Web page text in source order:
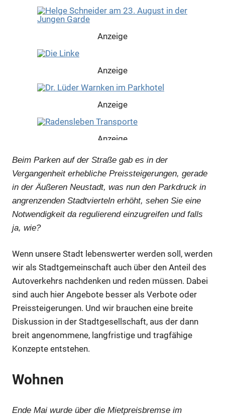
Anzeige
Anzeige
Anzeige
Anzeige
Anzeige
Beim Parken auf der Straße gab es in der
Vergangenheit erhebliche Preissteigerungen, gerade
in der Äußeren Neustadt, was nun den Parkdruck in
angrenzenden Stadtvierteln erhöht, sehen Sie eine
Notwendigkeit da regulierend einzugreifen und falls
ja, wie?
Wenn unsere Stadt lebenswerter werden soll, werden
wir als Stadtgemeinschaft auch über den Anteil des
Autoverkehrs nachdenken und reden müssen. Dabei
sind auch hier Angebote besser als Verbote oder
Preissteigerungen. Und wir brauchen eine breite
Diskussion in der Stadtgesellschaft, aus der dann
breit angenommene, langfristige und tragfähige
Konzepte entstehen.
Wohnen
Ende Mai wurde über die Mietpreisbremse im